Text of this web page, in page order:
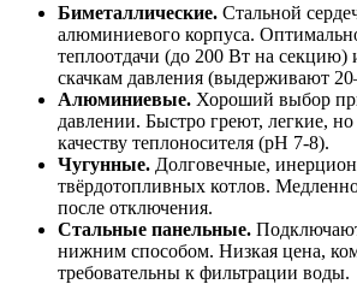
Биметаллические. Стальной
алюминиевого корпуса.
теплоотдачи (до 200 Вт на секцию)
скачкам давления (выдерживают
Алюминиевые. Хороший выбор
давлении. Быстро греют, легкие,
качеству теплоносителя (pH 7-8).
Чугунные. Долговечные,
твёрдотопливных котлов.
после отключения.
Стальные панельные.
нижним способом. Низкая цена,
требовательны к фильтрации воды.